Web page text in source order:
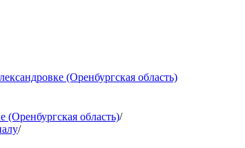
(Оренбургская область)
(Оренбургская область)/
/